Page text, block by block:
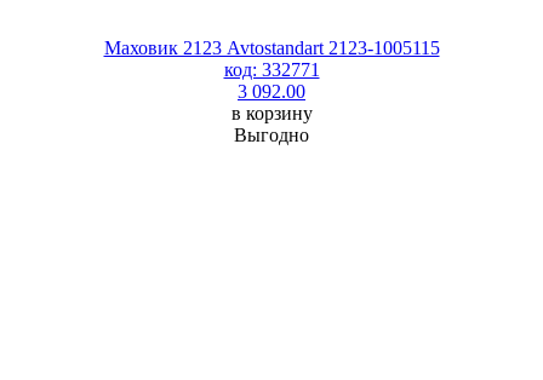
Маховик 2123 Avtostandart 2123-1005115
код: 332771
3 092.00
в корзину
Выгодно